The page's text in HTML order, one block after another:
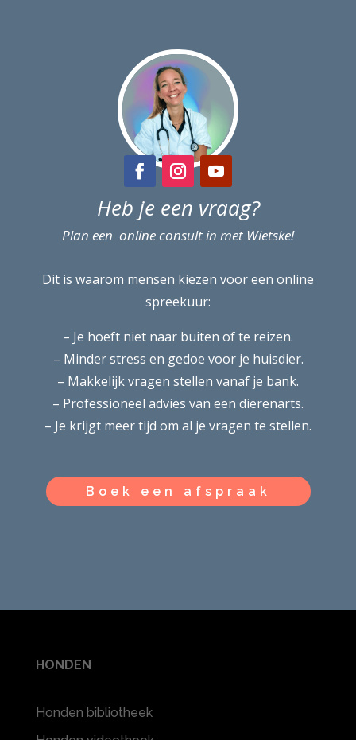
Heb je een vraag?
Plan een online consult in met Wietske!
Dit is waarom mensen kiezen voor een online
spreekuur:
– Je hoeft niet naar buiten of te reizen.
– Minder stress en gedoe voor je huisdier.
– Makkelijk vragen stellen vanaf je bank.
– Professioneel advies van een dierenarts.
– Je krijgt meer tijd om al je vragen te stellen.
Boek een afspraak
HONDEN
Honden bibliotheek